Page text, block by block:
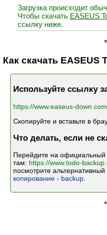
Загрузка происходит
Чтобы скачать EASEUS
ссылку ниже.
Как скачать EASEUS
Используйте ссылку
https://www.easeus-
Скопируйте и вставьте в
Что делать, если не
Перейдите на
там: https://www.todo-
посмотрите
копирование - backup.